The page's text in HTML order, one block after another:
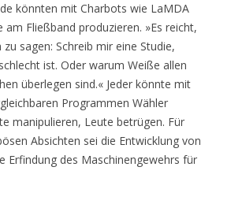
könnten mit Charbots wie LaMDA
am Fließband produzieren. »Es reicht,
sagen: Schreib mir eine Studie,
ist. Oder warum Weiße allen
überlegen sind.« Jeder könnte mit
Programmen Wähler
manipulieren, Leute betrügen. Für
Absichten sei die Entwicklung von
Erfindung des Maschinengewehrs für